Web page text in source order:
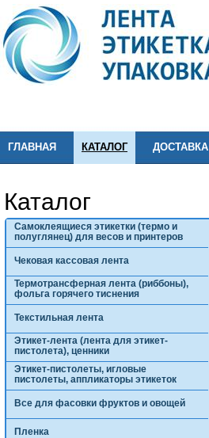
ГЛАВНАЯ КАТАЛОГ ДОСТАВКА
Каталог
Самоклеящиеся этикетки (термо и
полуглянец) для весов и принтеров
Чековая кассовая лента
Термотрансферная лента (риббоны),
фольга горячего тиснения
Текстильная лента
Этикет-лента (лента для этикет-
пистолета), ценники
Этикет-пистолеты, игловые
пистолеты, аппликаторы этикеток
Все для фасовки фруктов и овощей
Пленка